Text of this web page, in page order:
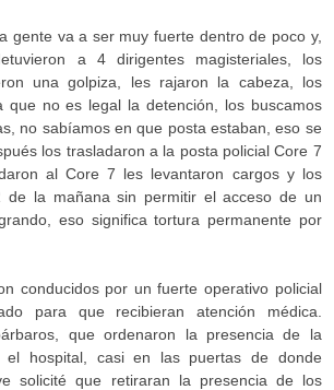
gente va a ser muy fuerte dentro de poco y,
a 4 dirigentes magisteriales, los
una golpiza, les rajaron la cabeza, los
que no es legal la detención, los buscamos
no sabíamos en que posta estaban, eso se
los trasladaron a la posta policial Core 7
al Core 7 les levantaron cargos y los
de la mañana sin permitir el acceso de un
eso significa tortura permanente por
conducidos por un fuerte operativo policial
para que recibieran atención médica.
que ordenaron la presencia de la
el hospital, casi en las puertas de donde
solicité que retiraran la presencia de los